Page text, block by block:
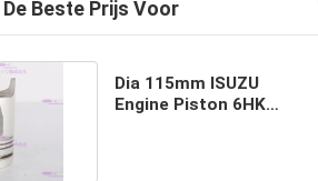
De Beste Prijs Voor
Dia 115mm ISUZU
Engine Piston 6HK1T